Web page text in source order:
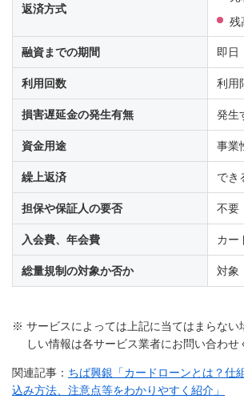
返済方式
残
融資までの期間 即日
利用回数 利用
損害遅延金の発生有無 発生
資金用途 事業
繰上返済 でき
担保や保証人の要否 不要
入会費、年会費 カー
総量規制の対象か否か 対象
※ サービスによっては上記に当てはまらない
しい情報は各サービス業者にお問い合わせ
関連記事： ちば興銀「カードローンとは？仕
込み方法、注意点等をわかりやすく紹介」